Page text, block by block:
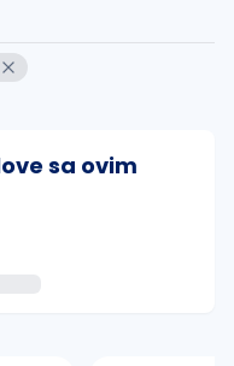
sa ovim